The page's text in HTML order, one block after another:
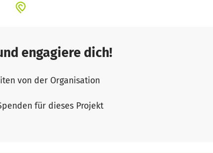
engagiere dich!
von der Organisation
für dieses Projekt